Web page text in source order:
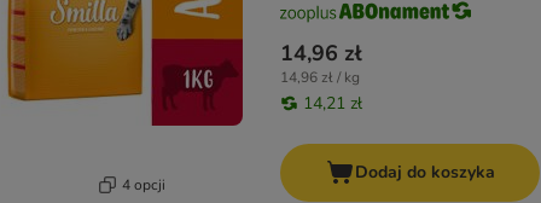
4 opcji
14,96 zł
14,96 zł / kg
14,21 zł
Dodaj do koszyka